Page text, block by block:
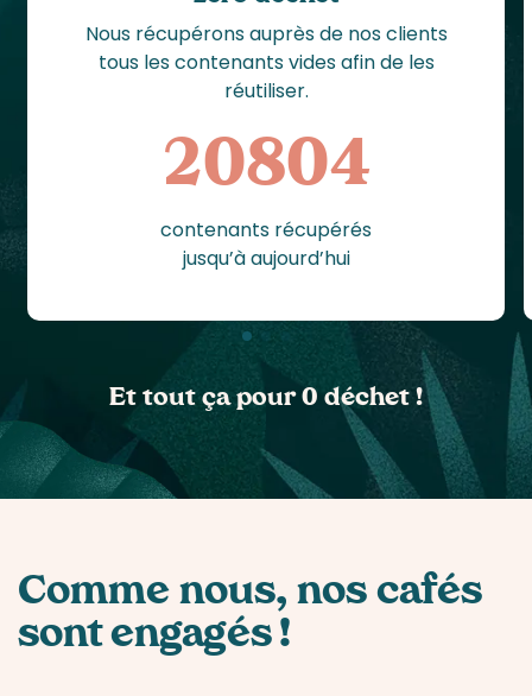
Nous récupérons auprès de nos clients
tous les contenants vides afin de les
réutiliser.
20805
contenants récupérés
jusqu’à aujourd’hui
Et tout ça pour 0 déchet !
Comme nous, nos cafés
sont engagés !